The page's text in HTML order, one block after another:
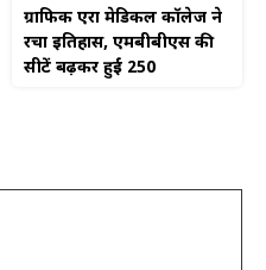
ग्राफिक एरा मेडिकल कॉलेज ने
रचा इतिहास, एमबीबीएस की
सीटें बढ़कर हुईं 250